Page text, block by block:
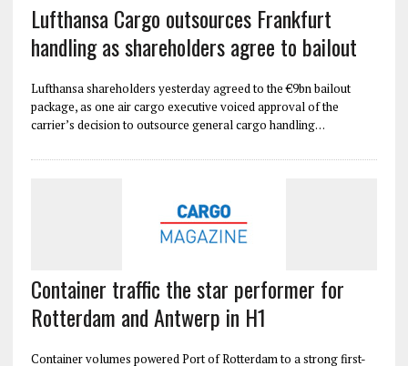
Lufthansa Cargo outsources Frankfurt
handling as shareholders agree to bailout
Lufthansa shareholders yesterday agreed to the €9bn bailout
package, as one air cargo executive voiced approval of the
carrier’s decision to outsource general cargo handling…
Container traffic the star performer for
Rotterdam and Antwerp in H1
Container volumes powered Port of Rotterdam to a strong first-